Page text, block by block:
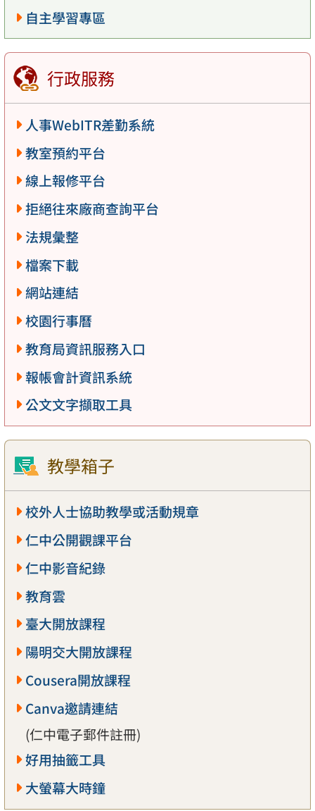
自主學習專區
行政服務
人事WebITR差勤系統
教室預約平台
線上報修平台
拒絕往來廠商查詢平台
法規彙整
檔案下載
網站連結
校園行事曆
教育局資訊服務入口
報帳會計資訊系統
公文文字擷取工具
教學箱子
校外人士協助教學或活動規章
仁中公開觀課平台
仁中影音紀錄
教育雲
臺大開放課程
陽明交大開放課程
Cousera開放課程
Canva邀請連結
(仁中電子郵件註冊)
好用抽籤工具
大螢幕大時鐘